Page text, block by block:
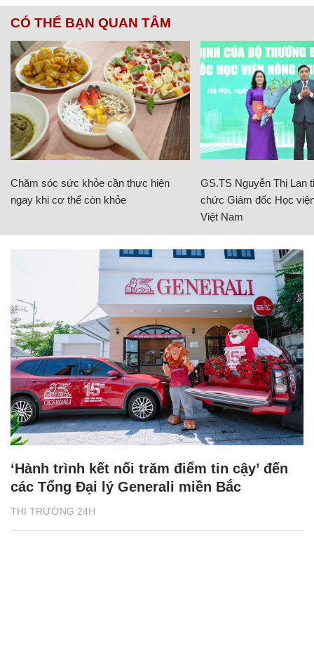
CÓ THỂ BẠN QUAN TÂM
Chăm sóc sức khỏe cần thực hiện
ngay khi cơ thể còn khỏe
GS.TS Nguyễn Thị Lan
chức Giám đốc Học
Việt Nam
THỊ TRƯỜNG 24H
‘Hành trình kết nối trăm điểm tin cậy’ đến
các Tổng Đại lý Generali miền Bắc